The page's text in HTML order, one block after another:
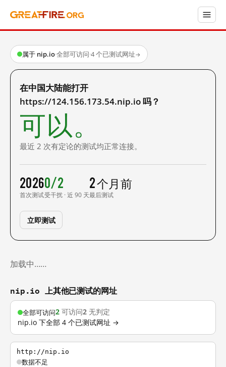
属于 nip.io·全部可访问·4 个已测试网址→
在中国大陆能打开
https://124.156.173.54.nip.io 吗？
可以。
最近 2 次有定论的测试均正常连接。
2026
首次测试
0/2
受干扰 · 近 90 天
2 个月前
最后测试
立即测试
加载中……
nip.io 上其他已测试的网址
全部可访问2 可访问2 无判定
nip.io 下全部 4 个已测试网址 →
http://nip.io
数据不足